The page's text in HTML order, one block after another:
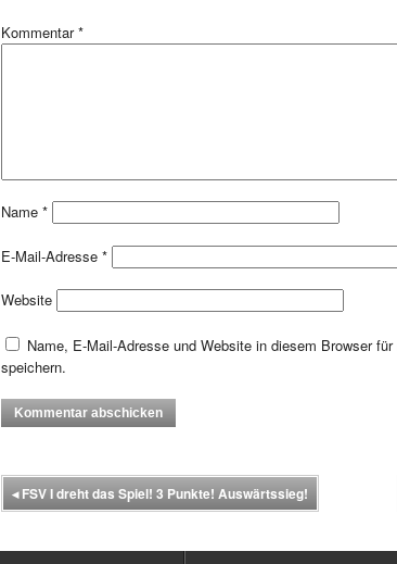
Kommentar*
Name *
E-Mail-Adresse *
Website
Name, E-Mail-Adresse und Website in diesem Browser
speichern.
◂FSV I dreht das Spiel! 3 Punkte! Auswärtssieg!